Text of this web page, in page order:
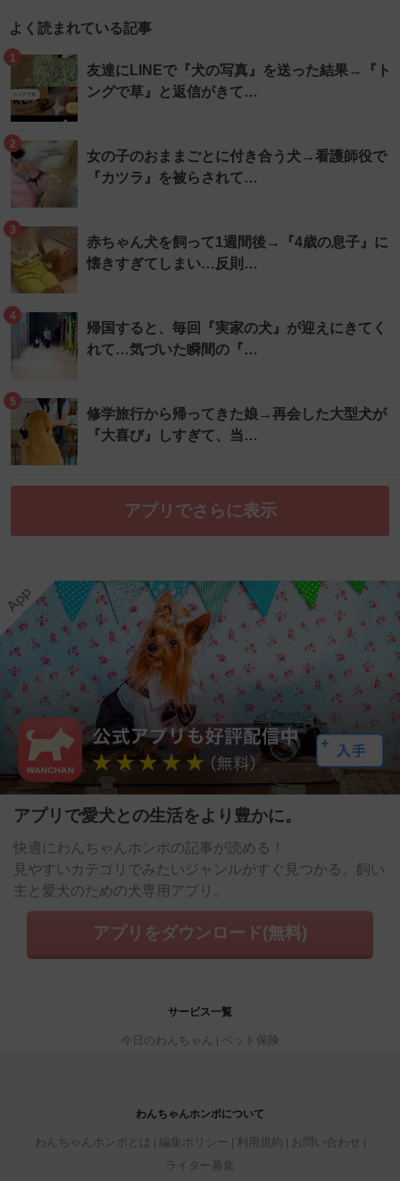
よく読まれている記事
1
友達にLINEで『犬の写真』を送った結果→『ト
ングで草』と返信がきて…
2
女の子のおままごとに付き合う犬→看護師役で
『カツラ』を被らされて…
3
赤ちゃん犬を飼って1週間後→『4歳の息子』に
懐きすぎてしまい…反則…
4
帰国すると、毎回『実家の犬』が迎えにきてく
れて…気づいた瞬間の『…
5
修学旅行から帰ってきた娘→再会した大型犬が
『大喜び』しすぎて、当…
アプリでさらに表示
アプリで愛犬との生活をより豊かに。
快適にわんちゃんホンポの記事が読める！
見やすいカテゴリでみたいジャンルがすぐ見つかる。飼い
主と愛犬のための犬専用アプリ。
アプリをダウンロード(無料)
サービス一覧
今日のわんちゃん ペット保険
わんちゃんホンポについて
わんちゃんホンポとは 編集ポリシー 利用規約
お問い合わせ
ライター募集